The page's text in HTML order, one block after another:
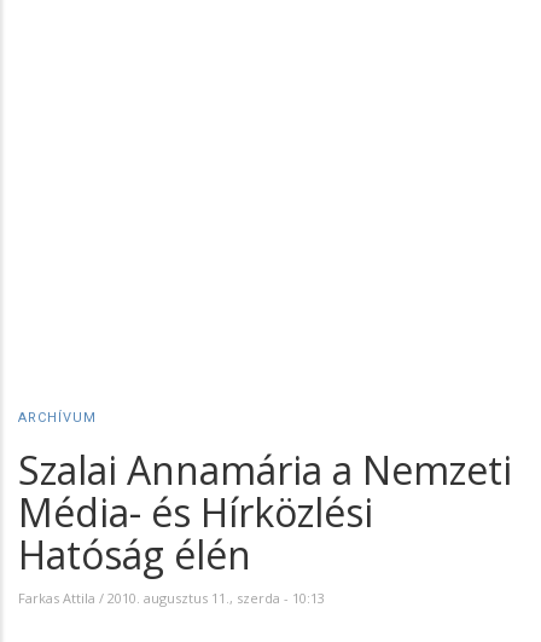
ARCHÍVUM
Szalai Annamária a Nemzeti
Média- és Hírközlési
Hatóság élén
Farkas Attila / 2010. augusztus 11., szerda - 10:13